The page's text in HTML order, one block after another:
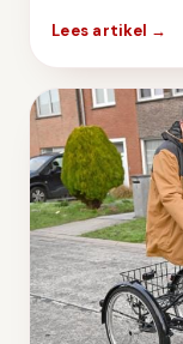
Lees artikel →